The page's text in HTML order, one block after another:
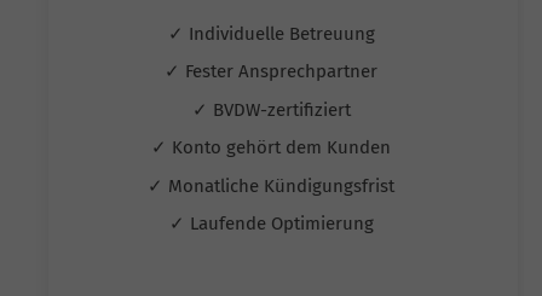
✓ Individuelle Betreuung
✓ Fester Ansprechpartner
✓ BVDW-zertifiziert
✓ Konto gehört dem Kunden
✓ Monatliche Kündigungsfrist
✓ Laufende Optimierung